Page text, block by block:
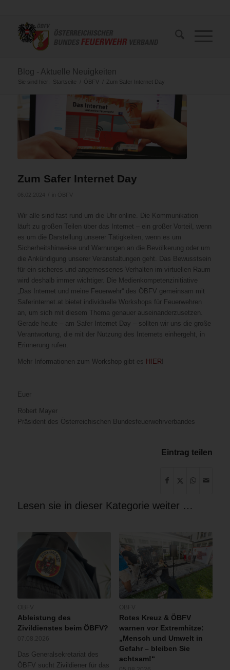
Blog - Aktuelle Neuigkeiten
Sie sind hier: Startseite / ÖBFV / Zum Safer Internet Day
Zum Safer Internet Day
Wir alle sind fast rund um die Uhr online. Die Kommunikation
läuft zu großen Teilen über das Internet – ein großer Vorteil, wenn
es um die Darstellung unserer Tätigkeiten, wenn es um
Sicherheitshinweise und Warnungen an die Bevölkerung oder um
die Ankündigung unserer Veranstaltungen geht. Das Bewusstsein
für ein sicheres und angemessenes Verhalten im virtuellen Raum
wird deshalb immer wichtiger. Die Medienkompetenzinitiative
„Das Internet und meine Feuerwehr“ des ÖBFV gemeinsam mit
Saferinternet.at bietet individuelle Workshops für Feuerwehren
an, um sich mit diesem Thema genauer auseinanderzusetzen.
Gerade heute – am Safer Internet Day – sollten wir uns die große
Verantwortung, die mit der Nutzung des Internets einhergeht, in
Erinnerung rufen.
Mehr Informationen zum Workshop gibt es HIER!
Euer
Robert Mayer
Präsident des Österreichischen Bundesfeuerwehrverbandes
Eintrag teilen
Lesen sie in dieser Kategorie weiter …
Ableistung des
Zivildienstes beim ÖBFV?
Das Generalsekretariat des
ÖBFV sucht Zivildiener für das
Rotes Kreuz & ÖBFV
warnen vor Extremhitze:
„Mensch und Umwelt in
Gefahr – bleiben Sie
achtsam!“